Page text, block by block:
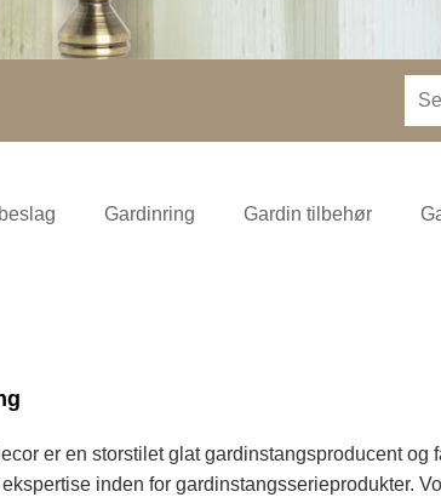
Gardinring Gardin tilbehør
er en storstilet glat gardinstangsproducent og
inden for gardinstangsserieprodukter.